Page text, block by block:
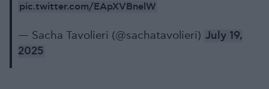
pic.twitter.com/EApXVBnelW
— Sacha Tavolieri (@sachatavolieri) July 19,
2025